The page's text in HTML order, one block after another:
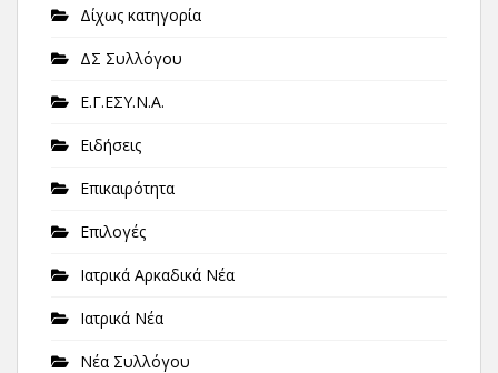
Δίχως κατηγορία
ΔΣ Συλλόγου
Ε.Γ.ΕΣΥ.Ν.Α.
Ειδήσεις
Επικαιρότητα
Επιλογές
Ιατρικά Αρκαδικά Νέα
Ιατρικά Νέα
Νέα Συλλόγου